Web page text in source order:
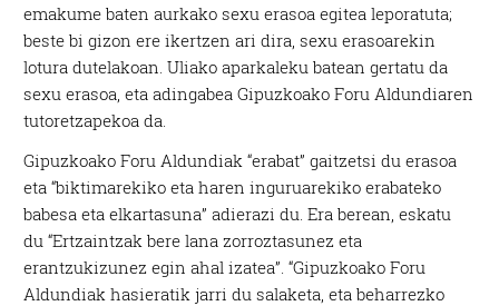
emakume baten aurkako sexu erasoa egitea leporatuta;
beste bi gizon ere ikertzen ari dira, sexu erasoarekin
lotura dutelakoan. Uliako aparkaleku batean gertatu da
sexu erasoa, eta adingabea Gipuzkoako Foru Aldundiaren
tutoretzapekoa da.
Gipuzkoako Foru Aldundiak “erabat” gaitzetsi du erasoa
eta “biktimarekiko eta haren inguruarekiko erabateko
babesa eta elkartasuna” adierazi du. Era berean, eskatu
du “Ertzaintzak bere lana zorroztasunez eta
erantzukizunez egin ahal izatea”. “Gipuzkoako Foru
Aldundiak hasieratik jarri du salaketa, eta beharrezko